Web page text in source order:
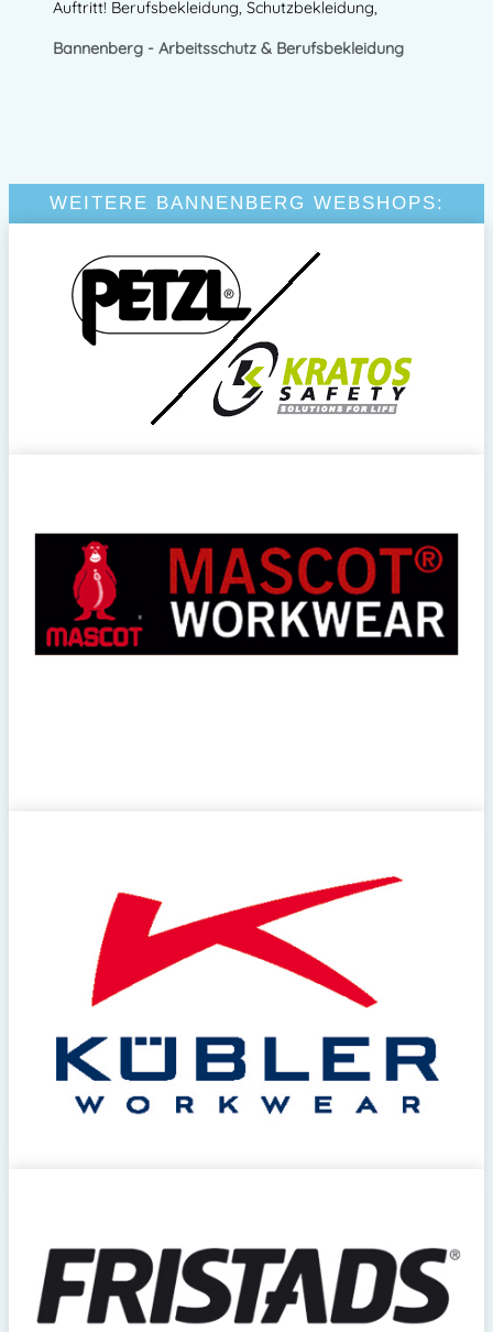
Auftritt! Berufsbekleidung, Schutzbekleidung,
Bannenberg - Arbeitsschutz & Berufsbekleidung
WEITERE BANNENBERG WEBSHOPS: